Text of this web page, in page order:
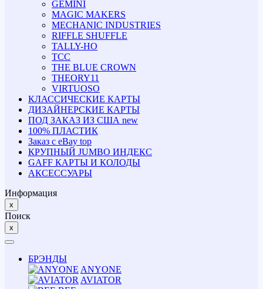
GEMINI
MAGIC MAKERS
MECHANIC INDUSTRIES
RIFFLE SHUFFLE
TALLY-HO
TCC
THE BLUE CROWN
THEORY11
VIRTUOSO
КЛАССИЧЕСКИЕ КАРТЫ
ДИЗАЙНЕРСКИЕ КАРТЫ
ПОД ЗАКАЗ ИЗ США new
100% ПЛАСТИК
Заказ с eBay top
КРУПНЫЙ JUMBO ИНДЕКС
GAFF КАРТЫ И КОЛОДЫ
АКСЕССУАРЫ
Информация
x
Поиск
x
БРЭНДЫ
ANYONE
AVIATOR